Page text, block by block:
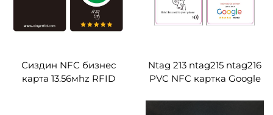
Сиздин NFC бизнес
карта 13.56мhz RFID
Ntag 213 ntag215 ntag216
PVC NFC картка Google